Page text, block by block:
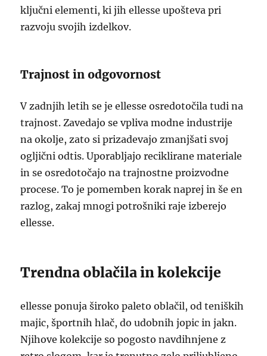
ključni elementi, ki jih ellesse upošteva pri
razvoju svojih izdelkov.
Trajnost in odgovornost
V zadnjih letih se je ellesse osredotočila tudi na
trajnost. Zavedajo se vpliva modne industrije
na okolje, zato si prizadevajo zmanjšati svoj
ogljični odtis. Uporabljajo reciklirane materiale
in se osredotočajo na trajnostne proizvodne
procese. To je pomemben korak naprej in še en
razlog, zakaj mnogi potrošniki raje izberejo
ellesse.
Trendna oblačila in kolekcije
ellesse ponuja široko paleto oblačil, od teniških
majic, športnih hlač, do udobnih jopic in jakn.
Njihove kolekcije so pogosto navdihnjene z